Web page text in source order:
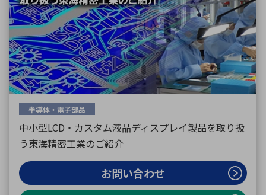
半導体・電子部品
中小型LCD・カスタム液晶ディスプレイ製品を取り扱
う東海精密工業のご紹介
お問い合わせ